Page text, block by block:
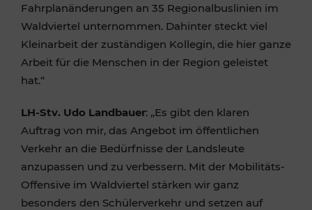
Fahrplanänderungen an 35 Regionalbuslinien im
Waldviertel unternommen. Dahinter steckt viel
Kleinarbeit der zuständigen Kollegin, die hier ganze
Arbeit für die Menschen in der Region geleistet
hat.“
LH-Stv. Udo Landbauer: „Es gibt den klaren
Auftrag von mir, das Angebot im öffentlichen
Verkehr an die Bedürfnisse der Landsleute
anzupassen und zu verbessern. Mit der Mobilitäts-
Offensive im Waldviertel stärken wir ganz
besonders den Schülerverkehr und setzen auf